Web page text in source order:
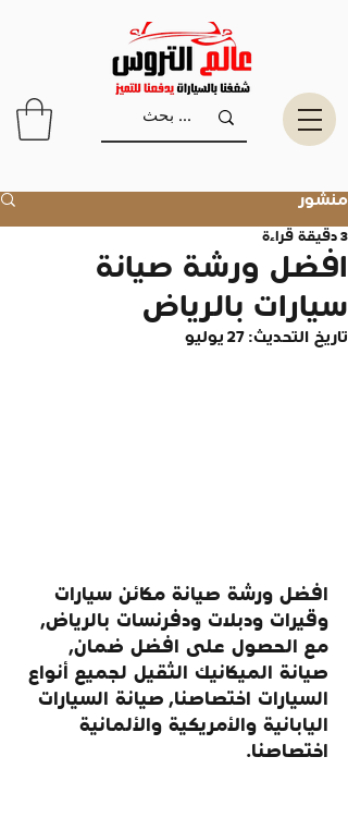
منشور
افضل ورشة صيانة
سيارات بالرياض
3 دقيقة قراءة
تاريخ التحديث:27 يوليو
افضل ورشة صيانة مكائن سيارات
وقيرات ودبلات ودفرنسات بالرياض,
مع الحصول على افضل ضمان,
صيانة الميكانيك الثقيل لجميع أنواع
السيارات اختصاصنا, صيانة السيارات
اليابانية والأمريكية والألمانية
اختصاصنا.